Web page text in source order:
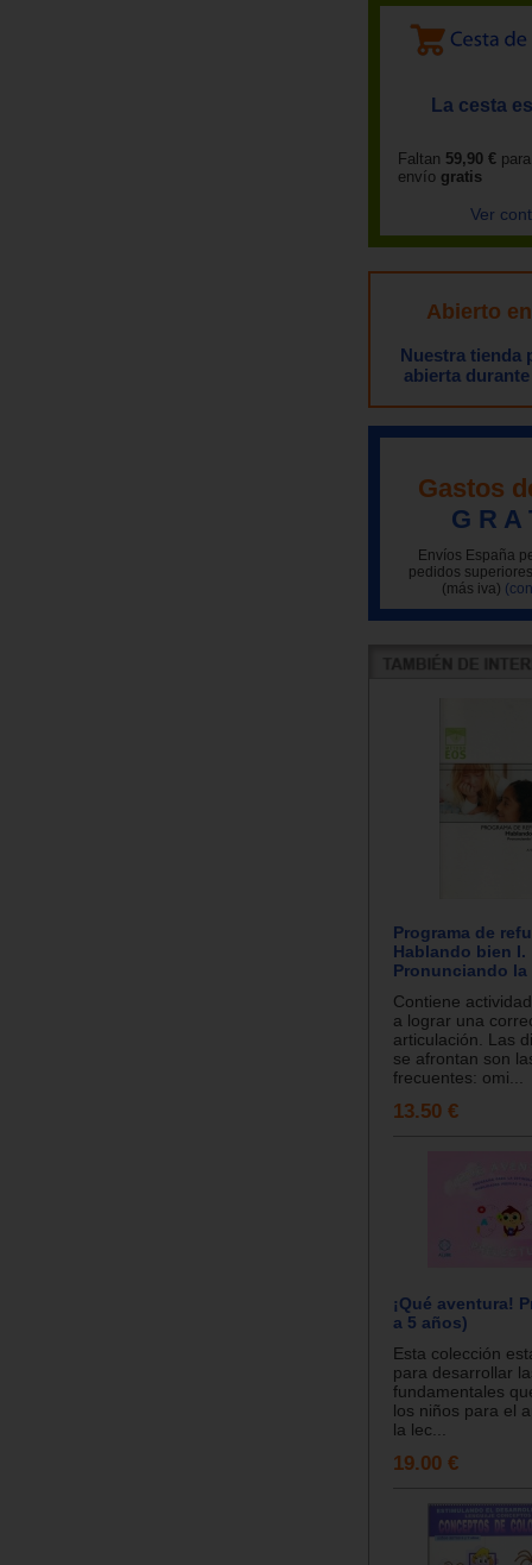
La cesta
Faltan 59,90 €
envío gratis
Ver
Abierto
Nuestra tienda
abierta
Gastos
G R A
Envíos España
pedidos
(más iva)
Programa de
Hablando bien I.
Pronunciando la
Contiene
a lograr una
articulación. Las
se afrontan son
frecuentes: omi...
13.50 €
¡Qué aventura!
a 5 años)
Esta colección
para desarrollar
fundamentales
los niños para el
la lec...
19.00 €